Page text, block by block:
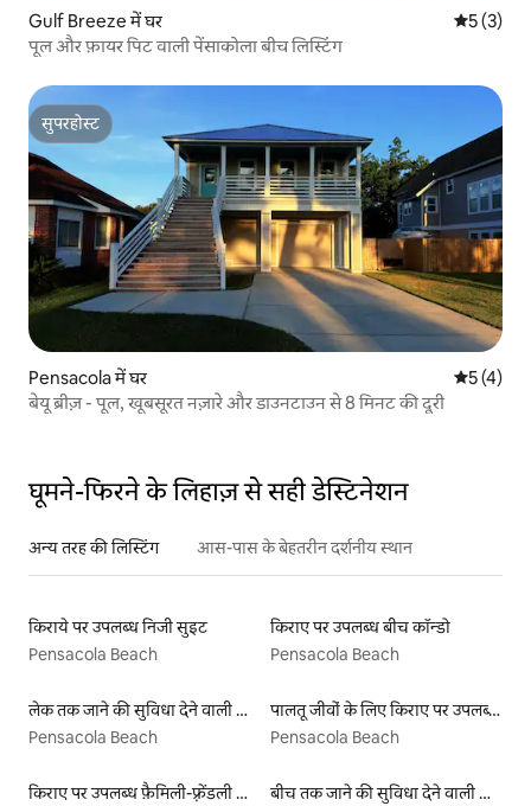
Gulf Breeze में घर औसत रेटिंग
5 (3)
पूल और फ़ायर पिट वाली पेंसाकोला बीच लिस्टिंग
सुपरहोस्ट
सुपरहोस्ट
Pensacola में घर औसत रेटिंग
5 (4)
बेयू ब्रीज़ - पूल, खूबसूरत नज़ारे और डाउनटाउन से 8 मिनट की दूरी
घूमने-फिरने के लिहाज़ से सही डेस्टिनेशन
अन्य तरह की लिस्टिंग आस-पास के बेहतरीन दर्शनीय स्थान
किराये पर उपलब्ध निजी सुइट
Pensacola Beach
किराए पर उपलब्ध बीच कॉन्डो
Pensacola Beach
लेक तक जाने की सुविधा देने वाली किराये पर उपलब्ध लिस्टिंग
Pensacola Beach
पालतू जीवों के लिए किराए पर उपलब्ध लिस्टिंग
Pensacola Beach
किराए पर उपलब्ध फ़ैमिली-फ़्रेंडली लिस्टिंग
बीच तक जाने की सुविधा देने वाली किराये पर उपलब्ध लिस्टिंग